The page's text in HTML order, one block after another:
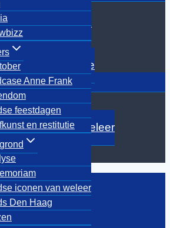
Anne Frank
feestdagen
en restitutie
iconen van weleer
Den Haag
Anne Frank
feestdagen
en restitutie
Toggle
submenu
iconen van weleer
Den Haag